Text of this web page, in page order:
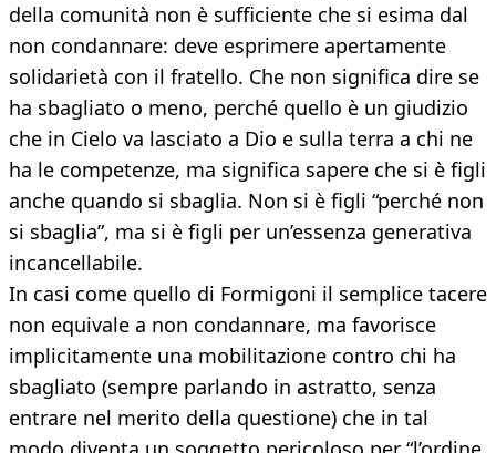
della comunità non è sufficiente che si esima dal
non condannare: deve esprimere apertamente
solidarietà con il fratello. Che non significa dire se
ha sbagliato o meno, perché quello è un giudizio
che in Cielo va lasciato a Dio e sulla terra a chi ne
ha le competenze, ma significa sapere che si è figli
anche quando si sbaglia. Non si è figli “perché non
si sbaglia”, ma si è figli per un’essenza generativa
incancellabile.
In casi come quello di Formigoni il semplice tacere
non equivale a non condannare, ma favorisce
implicitamente una mobilitazione contro chi ha
sbagliato (sempre parlando in astratto, senza
entrare nel merito della questione) che in tal